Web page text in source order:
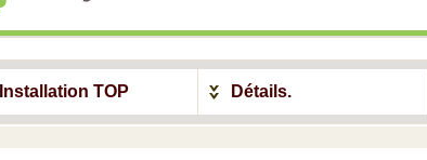
Installation TOP Détails.